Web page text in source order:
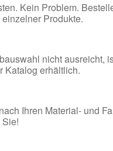
Kein Problem.
Produkte.
nicht ausreicht,
Katalog erhältlich.
Ihren Material- und